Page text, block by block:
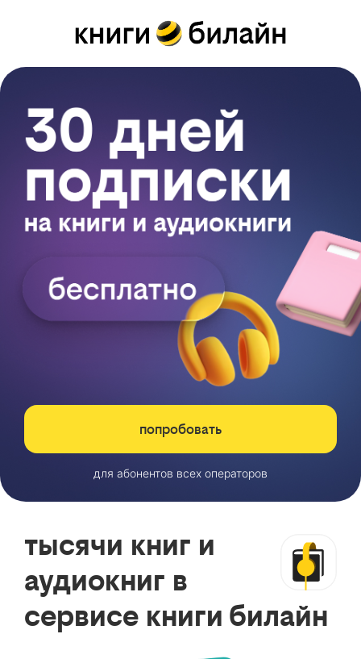
попробовать
для абонентов всех операторов
тысячи книг и
аудиокниг в
сервисе книги билайн